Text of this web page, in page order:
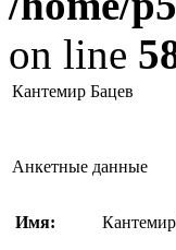
on line
Кантемир Бацев
Анкетные данные
Имя: